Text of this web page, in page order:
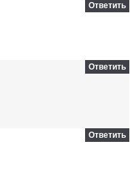
Ответить
Ответить
Ответить